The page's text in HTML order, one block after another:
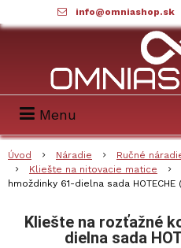
info@omniashop.sk
Menu
Úvod Náradie Ručné
Kliešte na nitovacie matice
hmoždinky 61-dielna sada HOTECHE
Kliešte na rozťažné
dielna sada